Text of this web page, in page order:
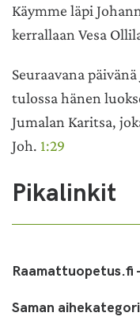
Käymme läpi
kerrallaan Vesa
Seuraavana
tulossa hänen
Jumalan Karitsa,
Joh. 1:29
Pikalinkit
Raamattuopetus.fi
Saman